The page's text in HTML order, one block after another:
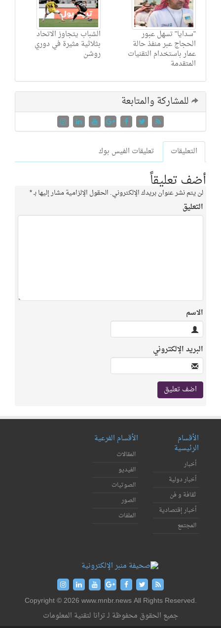
الشباب يتجاوز الاتحاد
بثلاثية مثيرة في دوري
روشن
"سدايا" تسهل عبور
الحجاج عبر منفذ حالة
عمار باستخدام التقنيات
المتقدمة
للمشاركة والمتابعة
التعليقات تعليقات الفيس بوك
أضف تعليقاً
لن يتم نشر عنوان بريدك الإلكتروني. الحقول الإلزامية مشار إليها بـ*
التعليق
الاسم
البريد الإلكتروني
الأقسام
الرئيسية
أخبار
أخبار دولية
ثقافة و فن
أخبار إقتصادية
المجتمع
الأقسام الفرعية
المقالات
الفيديو
الصوتيات
الصور
الملفات
Copyright © 2026 www.mnbr.news All Rights Reserved.
جميع الحقوق محفوظة لـ ترانا لتقنية المعلومات